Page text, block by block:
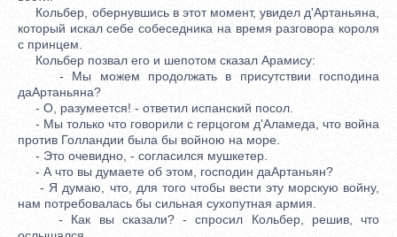
Кольбер, обернувшись в этот момент, увидел д'Артаньяна,
который искал себе собеседника на время разговора короля
с принцем.
Кольбер позвал его и шепотом сказал Арамису:
- Мы можем продолжать в присутствии господина
даАртаньяна?
- О, разумеется! - ответил испанский посол.
- Мы только что говорили с герцогом д'Аламеда, что война
против Голландии была бы войною на море.
- Это очевидно, - согласился мушкетер.
- А что вы думаете об этом, господин даАртаньян?
- Я думаю, что, для того чтобы вести эту морскую войну,
нам потребовалась бы сильная сухопутная армия.
- Как вы сказали? - спросил Кольбер, решив, что